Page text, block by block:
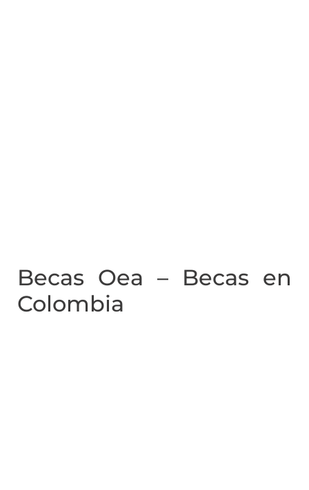
Becas Oea – Becas en
Colombia